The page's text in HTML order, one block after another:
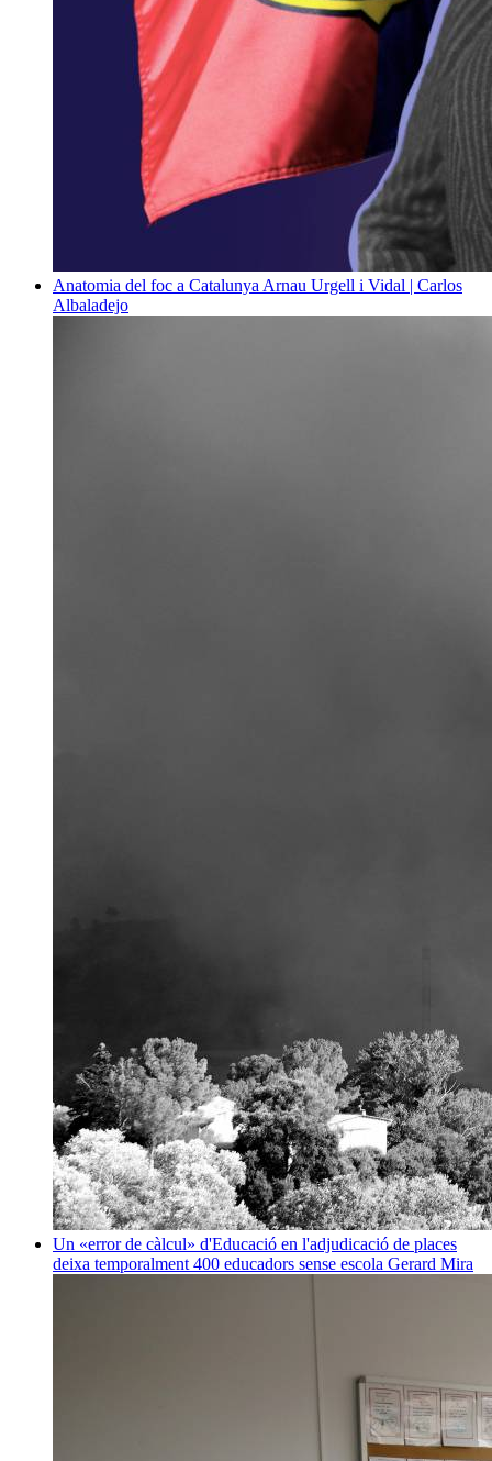
Anatomia del foc a Catalunya Arnau Urgell i Vidal | Carlos
Albaladejo
Un «error de càlcul» d'Educació en l'adjudicació de places
deixa temporalment 400 educadors sense escola Gerard Mira